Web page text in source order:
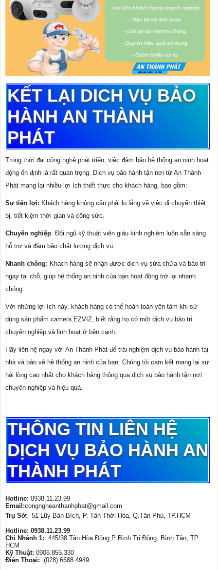
KẾT LẠI DICH VỤ BẢO
HÀNH AN THÀNH
PHÁT
Trong thời đại công nghệ phát triển, việc đảm bảo hệ thống an ninh hoạt
động ổn định là rất quan trọng. Dịch vụ bảo hành tận nơi từ An Thành
Phát mang lại nhiều lợi ích thiết thực cho khách hàng, bao gồm:
Sự tiện lợi: Khách hàng không cần phải lo lắng về việc di chuyển thiết
bị, tiết kiệm thời gian và công sức.
Chuyên nghiệp: Đội ngũ kỹ thuật viên giàu kinh nghiệm luôn sẵn sàng
hỗ trợ và đảm bảo chất lượng dịch vụ.
Nhanh chóng: Khách hàng sẽ nhận được dịch vụ sửa chữa và bảo trì
ngay tại chỗ, giúp hệ thống an ninh của bạn hoạt động trở lại nhanh
chóng.
Với những lợi ích này, khách hàng có thể hoàn toàn yên tâm khi sử
dụng sản phẩm camera EZVIZ, biết rằng họ có một dịch vụ bảo trì
chuyên nghiệp và linh hoạt ở bên cạnh.
Hãy liên hệ ngay với An Thành Phát để trải nghiệm dịch vụ bảo hành tại
nhà và bảo vệ hệ thống an ninh của bạn. Chúng tôi cam kết mang lại sự
hài lòng cao nhất cho khách hàng thông qua dịch vụ bảo hành tận nơi
chuyên nghiệp và hiệu quả.
THÔNG TIN LIÊN HỆ
DỊCH VỤ BẢO HÀNH AN
THÀNH PHÁT
Hotline: 0938.11.23.99
Email:congngheanthanhphat@gmail.com
Trụ Sở: 51 Lũy Bán Bích, P. Tân Thới Hòa, Q.Tân Phú, TP.HCM
Hotline: 0938.11.23.99
Chi Nhánh 1: 445/38 Tân Hòa Đông,P Bình Trị Đông, Bình Tân, TP
HCM
Kỹ Thuật: 0906.855.330
Điện Thoại: (028) 6688.4949